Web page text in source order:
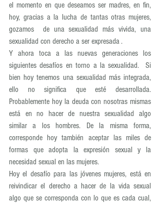
el momento en que deseamos ser madres, en fin,
hoy, gracias a la lucha de tantas otras mujeres,
gozamos  de una sexualidad más vivida, una
sexualidad con derecho a ser expresada .
Y ahora toca a las nuevas generaciones los
siguientes desafíos en torno a la sexualidad.  Si
bien hoy tenemos una sexualidad más integrada,
ello no significa que esté desarrollada.
Probablemente hoy la deuda con nosotras mismas
está en no hacer de nuestra sexualidad algo
similar a los hombres. De la misma forma,
corresponde hoy también aceptar las miles de
formas que adopta la expresión sexual y la
necesidad sexual en las mujeres.
Hoy el desafío para las jóvenes mujeres, está en
reivindicar el derecho a hacer de la vida sexual
algo que se corresponda con lo que es cada cual,